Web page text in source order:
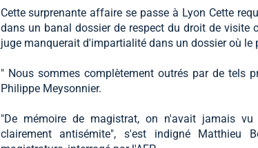
Cette surprenante affaire se passe à Lyon Cette
dans un banal dossier de respect du droit de visite
juge manquerait d'impartialité dans un dossier où le
" Nous sommes complètement outrés par de tels
Philippe Meysonnier.
"De mémoire de magistrat, on n'avait jamais
clairement antisémite", s'est indigné Matthieu